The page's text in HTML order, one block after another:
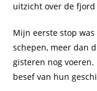
uitzicht over de
Mijn eerste stop
schepen, meer dan
gisteren nog
besef van hun